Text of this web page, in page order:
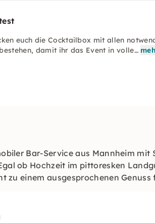
euch die Cocktailbox mit allen
damit ihr das Event in volle…
Bar-Service aus Mannheim mit
ob Hochzeit im pittoresken
zu einem ausgesprochenen Genuss